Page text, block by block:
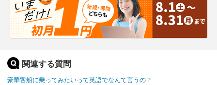
関連する質問
豪華客船に乗ってみたいって英語でなんて言うの？